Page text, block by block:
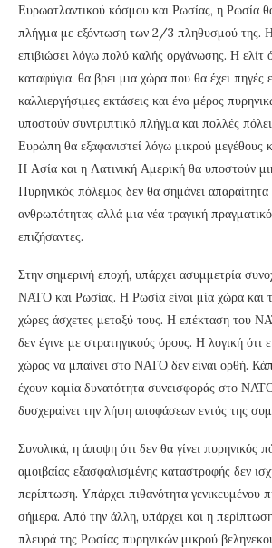
Ευρωατλαντικού κόσμου και Ρωσίας, η Ρωσία
πλήγμα με εξόντωση των 2/3 πληθυσμού της.
επιβιώσει λόγω πολύ καλής οργάνωσης. Η ελίτ
καταφύγια, θα βρει μια χώρα που θα έχει πηγές
καλλιεργήσιμες εκτάσεις και ένα μέρος
υποστούν συντριπτικό πλήγμα και πολλές
Ευρώπη θα εξαφανιστεί λόγω μικρού μεγέθους
Η Ασία και η Λατινική Αμερική θα υποστούν
Πυρηνικός πόλεμος δεν θα σημάνει απαραίτητα
ανθρωπότητας αλλά μια νέα τραγική
επιζήσαντες.
Στην σημερινή εποχή, υπάρχει ασυμμετρία
ΝΑΤΟ και Ρωσίας. Η Ρωσία είναι μία χώρα και
χώρες άσχετες μεταξύ τους. Η επέκταση του
δεν έγινε με στρατηγικούς όρους. Η λογική ότι
χώρας να μπαίνει στο ΝΑΤΟ δεν είναι ορθή.
έχουν καμία δυνατότητα συνεισφοράς στο
δυσχεραίνει την λήψη αποφάσεων εντός της
Συνολικά, η άποψη ότι δεν θα γίνει πυρηνικός
αμοιβαίας εξασφαλισμένης καταστροφής δεν
περίπτωση. Υπάρχει πιθανότητα γενικευμένου
σήμερα. Από την άλλη, υπάρχει και η
πλευρά της Ρωσίας πυρηνικών μικρού